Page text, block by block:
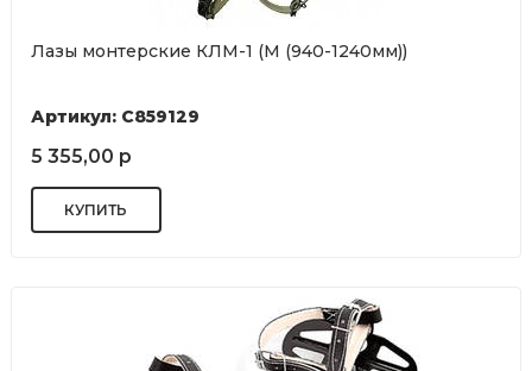
Лазы монтерские КЛМ-1 (М (940-1240мм))
Артикул: С859129
5 355,00 р